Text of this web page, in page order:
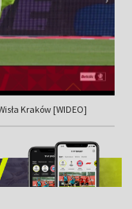
Kraków [WIDEO]